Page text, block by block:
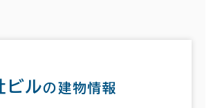
ビルの建物情報